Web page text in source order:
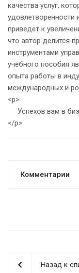
качества услуг,
удовлетворенности
приведет к
что автор делится
инструментами
учебного пособия
опыта работы в
международных и
<p>
Успехов вам в
</p>
Комментарии
Назад к